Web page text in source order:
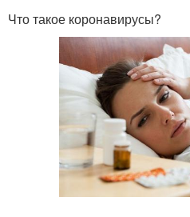
Что такое коронавирусы?